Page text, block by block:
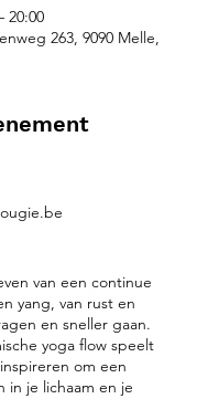
20:00
263, 9090 Melle,
van een continue
yang, van rust en
en sneller gaan.
yoga flow speelt
om een
in je lichaam en je